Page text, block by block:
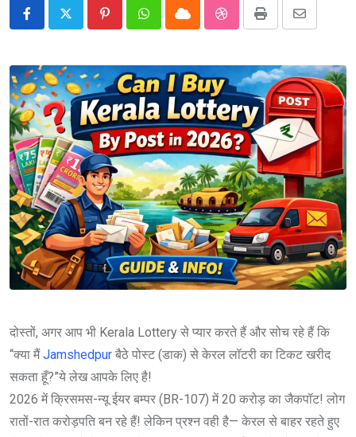
PinterestWhatsappCloud StumbleUpon
Print
Share
Email
दोस्तों, अगर आप भी Kerala Lottery से प्यार करते हैं और सोच रहे हैं कि
“क्या मैंJamshedpur बैठे पोस्ट (डाक) से केरल लॉटरी का टिकट खरीद
सकता हूँ?”ये लेख आपके लिए है!
2026 में क्रिसमस-न्यू ईयर बम्पर (BR-107) में 20 करोड़ का जैकपॉट! लोग
रातों-रात करोड़पति बन रहे हैं! लेकिन प्रश्न वही है— केरल से बाहर रहते हुए